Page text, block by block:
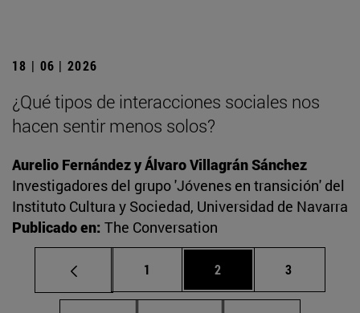
18 | 06 | 2026
¿Qué tipos de interacciones sociales nos
hacen sentir menos solos?
Aurelio Fernández y Álvaro Villagrán Sánchez
Investigadores del grupo 'Jóvenes en transición' del
Instituto Cultura y Sociedad, Universidad de Navarra
Publicado en: The Conversation
Página
1 Página
2 Página
3